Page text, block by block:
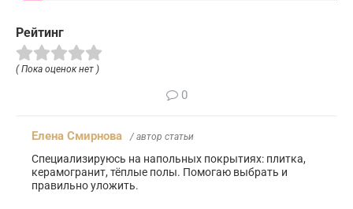
Рейтинг
( Пока оценок нет )
0
Елена Смирнова / автор статьи
Специализируюсь на напольных покрытиях: плитка,
керамогранит, тёплые полы. Помогаю выбрать и
правильно уложить.